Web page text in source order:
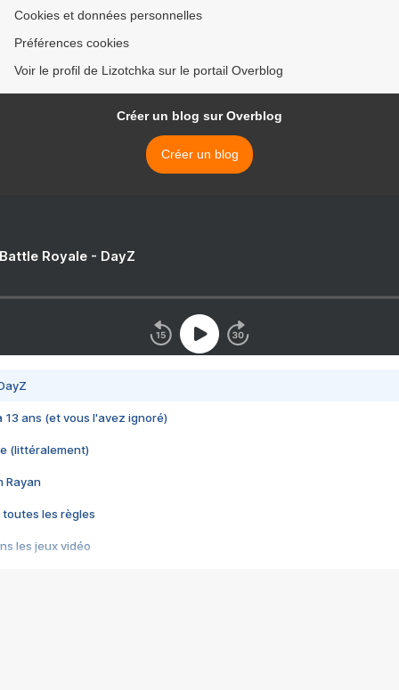
Cookies et données personnelles
Préférences cookies
Voir le profil de Lizotchka sur le portail Overblog
Créer un blog sur Overblog
Créer un blog
Royale - DayZ
13 ans (et vous l'avez ignoré)
(littéralement)
Rayan
toutes les règles
les jeux vidéo